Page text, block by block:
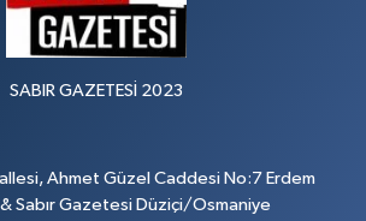
SABIR GAZETESİ 2023
Ahmet Güzel Caddesi No:7 Erdem
Sabır Gazetesi Düziçi/Osmaniye